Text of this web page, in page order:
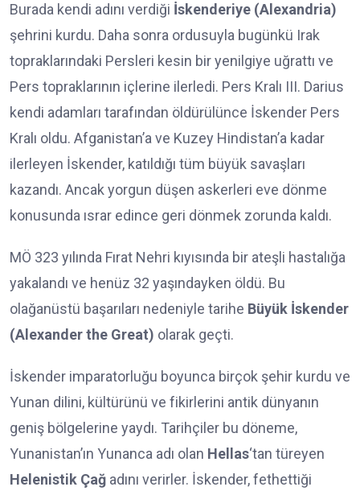
Burada kendi adını verdiği İskenderiye (Alexandria)
şehrini kurdu. Daha sonra ordusuyla bugünkü Irak
topraklarındaki Persleri kesin bir yenilgiye uğrattı ve
Pers topraklarının içlerine ilerledi. Pers Kralı III. Darius
kendi adamları tarafından öldürülünce İskender Pers
Kralı oldu. Afganistan’a ve Kuzey Hindistan’a kadar
ilerleyen İskender, katıldığı tüm büyük savaşları
kazandı. Ancak yorgun düşen askerleri eve dönme
konusunda ısrar edince geri dönmek zorunda kaldı.
MÖ 323 yılında Fırat Nehri kıyısında bir ateşli hastalığa
yakalandı ve henüz 32 yaşındayken öldü. Bu
olağanüstü başarıları nedeniyle tarihe Büyük İskender
(Alexander the Great) olarak geçti.
İskender imparatorluğu boyunca birçok şehir kurdu ve
Yunan dilini, kültürünü ve fikirlerini antik dünyanın
geniş bölgelerine yaydı. Tarihçiler bu döneme,
Yunanistan’ın Yunanca adı olan Hellas‘tan türeyen
Helenistik Çağ adını verirler. İskender, fethettiği